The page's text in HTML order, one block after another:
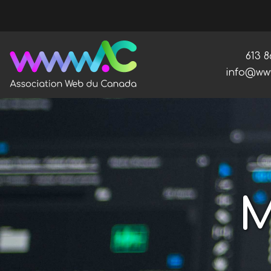
Association Web du Canada
613
Email: